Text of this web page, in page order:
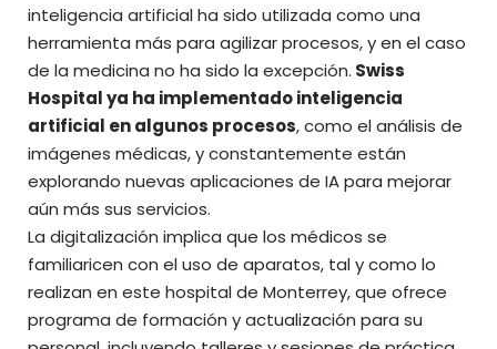
inteligencia artificial ha sido utilizada como una
herramienta más para agilizar procesos, y en el caso
de la medicina no ha sido la excepción. Swiss
Hospital ya ha implementado inteligencia
artificial en algunos procesos, como el análisis de
imágenes médicas, y constantemente están
explorando nuevas aplicaciones de IA para mejorar
aún más sus servicios.
La digitalización implica que los médicos se
familiaricen con el uso de aparatos, tal y como lo
realizan en este hospital de Monterrey, que ofrece
programa de formación y actualización para su